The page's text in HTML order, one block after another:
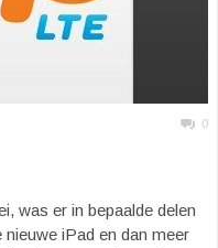
0
was er in bepaalde delen
iPad en dan meer